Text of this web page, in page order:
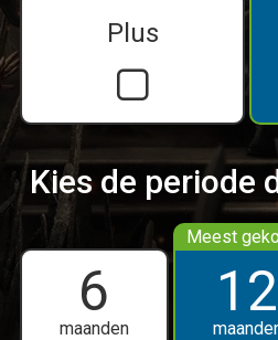
Plus
Kies de periode
6
maanden
12